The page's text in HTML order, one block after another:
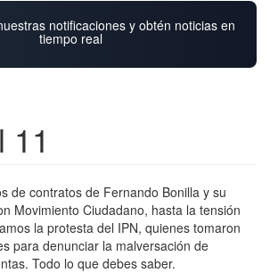
notificaciones y obtén noticias en
tiempo real
11
de contratos de Fernando Bonilla y su
Movimiento Ciudadano, hasta la tensión
la protesta del IPN, quienes tomaron
para denunciar la malversación de
Todo lo que debes saber.